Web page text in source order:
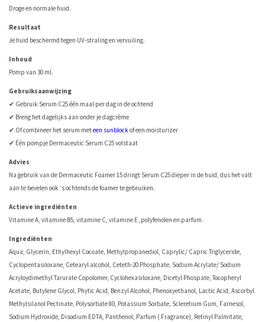
Droge en normale huid.
Resultaat
Je huid beschermd tegen UV-straling en vervuiling.
Inhoud
Pomp van 30 ml.
Gebruiksaanwijzing
✔ Gebruik Serum C25 één maal per dag in de ochtend
✔ Breng het dagelijks aan onder je dagcrème
✔ Of combineer het serum meteen sunblockof een moisturizer
✔ Één pompje Dermaceutic Serum C25 volstaat
Advies
Na gebruik van de Dermaceutic Foamer 15 dringt Serum C25 dieper in de huid, dus het valt
aan te bevelen ook ‘s ochtends de foamer te gebruiken.
Actieve ingrediënten
Vitamine A, vitamine B5, vitamine C, vitamine E ,polyfenolen en parfum.
Ingrediënten
Aqua, Glycerin, Ethylhexyl Cocoate, Methylpropanediol, Caprylic/ Capric Triglyceride,
Cyclopentasiloxane, Cetearyl alcohol, Ceteth-20 Phosphate, Sodium Acrylate/ Sodium
Acryloydimethyl Tarurate Copolomer, Cyclohexasiloxane, Dicetyl Phospate, Tocopheryl
Acetate, Butylene Glycol, Phytic Acid, Benzyl Alcohol, Phenoxyethanol, Lactic Acid, Ascorbyl
Methylsilanol Pectinate, Polysorbate 80, Potassium Sorbate, Scleretium Gum, Farnesol,
Sodium Hydroxide, Disodium EDTA, Panthenol, Parfum ( Fragrance), Retinyl Palmitate,